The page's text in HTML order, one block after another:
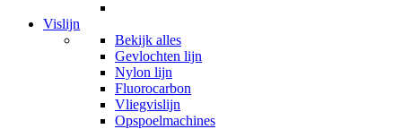
Vislijn
Bekijk alles
Gevlochten lijn
Nylon lijn
Fluorocarbon
Vliegvislijn
Opspoelmachines